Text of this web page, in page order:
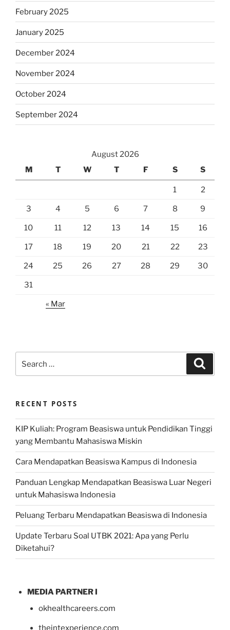
February 2025
January 2025
December 2024
November 2024
October 2024
September 2024
August 2026
M
T W T F S S
1 2
3 4 5 6 7 8 9
10 11 12 13 14 15 16
17 18 19 20 21 22 23
24 25 26 27 28 29 30
31
« Mar
for:
RECENT POSTS
KIP Kuliah: Program Beasiswa untuk Pendidikan Tinggi
yang Membantu Mahasiswa Miskin
Cara Mendapatkan Beasiswa Kampus di Indonesia
Panduan Lengkap Mendapatkan Beasiswa Luar Negeri
untuk Mahasiswa Indonesia
Peluang Terbaru Mendapatkan Beasiswa di Indonesia
Update Terbaru Soal UTBK 2021: Apa yang Perlu
Diketahui?
MEDIA PARTNER I
okhealthcareers.com
theintexperience.com